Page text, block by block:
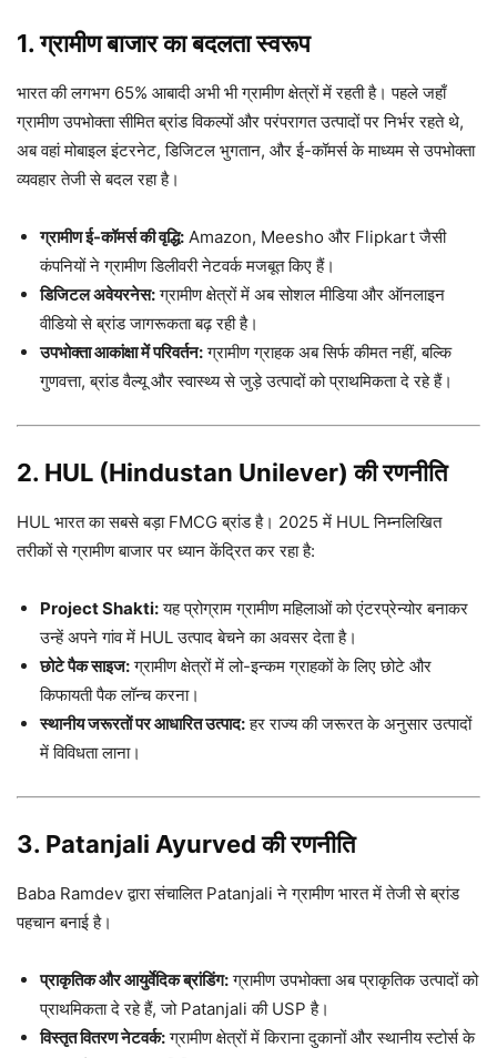
1. ग्रामीण बाजार का बदलता स्वरूप
भारत की लगभग 65% आबादी अभी भी ग्रामीण क्षेत्रों में रहती है। पहले जहाँ
ग्रामीण उपभोक्ता सीमित ब्रांड विकल्पों और परंपरागत उत्पादों पर निर्भर रहते थे,
अब वहां मोबाइल इंटरनेट, डिजिटल भुगतान, और ई-कॉमर्स के माध्यम से उपभोक्ता
व्यवहार तेजी से बदल रहा है।
ग्रामीण ई-कॉमर्स की वृद्धि: Amazon, Meesho और Flipkart जैसी
कंपनियों ने ग्रामीण डिलीवरी नेटवर्क मजबूत किए हैं।
डिजिटल अवेयरनेस:ग्रामीण क्षेत्रों में अब सोशल मीडिया और ऑनलाइन
वीडियो से ब्रांड जागरूकता बढ़ रही है।
उपभोक्ता आकांक्षा में परिवर्तन:ग्रामीण ग्राहक अब सिर्फ कीमत नहीं, बल्कि
गुणवत्ता, ब्रांड वैल्यू और स्वास्थ्य से जुड़े उत्पादों को प्राथमिकता दे रहे हैं।
2. HUL (Hindustan Unilever) की रणनीति
HUL भारत का सबसे बड़ा FMCG ब्रांड है। 2025 में HUL निम्नलिखित
तरीकों से ग्रामीण बाजार पर ध्यान केंद्रित कर रहा है:
Project Shakti:यह प्रोग्राम ग्रामीण महिलाओं को एंटरप्रेन्योर बनाकर
उन्हें अपने गांव में HUL उत्पाद बेचने का अवसर देता है।
छोटे पैक साइज:ग्रामीण क्षेत्रों में लो-इन्कम ग्राहकों के लिए छोटे और
किफायती पैक लॉन्च करना।
स्थानीय जरूरतों पर आधारित उत्पाद:हर राज्य की जरूरत के अनुसार उत्पादों
में विविधता लाना।
3. Patanjali Ayurved की रणनीति
Baba Ramdev द्वारा संचालित Patanjali ने ग्रामीण भारत में तेजी से ब्रांड
पहचान बनाई है।
प्राकृतिक और आयुर्वेदिक ब्रांडिंग:ग्रामीण उपभोक्ता अब प्राकृतिक उत्पादों को
प्राथमिकता दे रहे हैं, जो Patanjali की USP है।
विस्तृत वितरण नेटवर्क:ग्रामीण क्षेत्रों में किराना दुकानों और स्थानीय स्टोर्स के